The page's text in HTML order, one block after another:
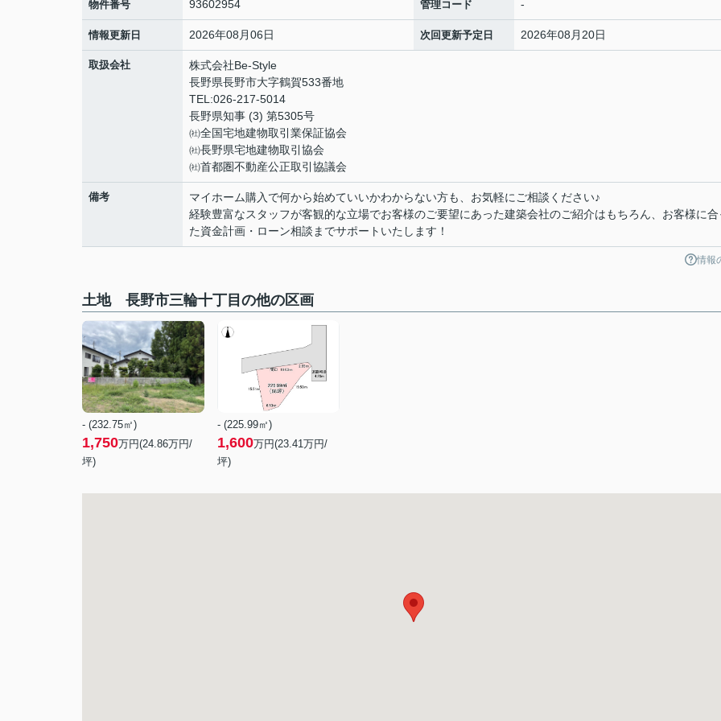
物件番号 93602954 管理コード -
情報更新日 2026年08月06日 次回更新予定日 2026年08月20日
取扱会社
株式会社Be-Style
長野県長野市大字鶴賀533番地
TEL:026-217-5014
長野県知事 (3) 第5305号
㈳全国宅地建物取引業保証協会
㈳長野県宅地建物取引協会
㈳首都圏不動産公正取引協議会
備考
マイホーム購入で何から始めていいかわからない方も、お気軽にご相談ください♪
経験豊富なスタッフが客観的な立場でお客様のご要望にあった建築会社のご紹介はもちろん、お客様に合
た資金計画・ローン相談までサポートいたします！
情報
土地 長野市三輪十丁目の他の区画
- (232.75㎡)
1,750万円(24.86万円/
坪)
- (225.99㎡)
1,600万円(23.41万円/
坪)